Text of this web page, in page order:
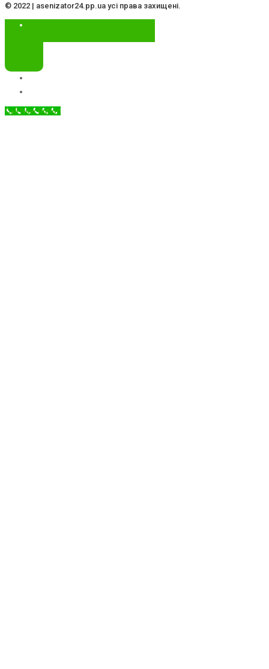
© 2022 | asenizator24.pp.ua усі права захищені.
Call Now Button